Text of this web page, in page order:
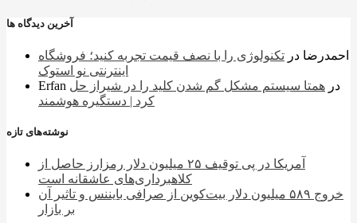
آخرین دیدگاه ها
احمدرضا در تکنولوژی را با نصف قیمت تجربه کنید؛ فروشگاه
اینترنتی نو استوک
Erfan
در همتا سیستم مشکل گم شدن کلید را در شیراز حل
کرد | دستگیره هوشمند
نوشته‌های تازه
آمریکا در پی توقیف ۲۵ میلیون دلار رمزارز حاصل از
کلاهبرداری‌های عاشقانه است
خروج ۵۸۹ میلیون دلار بیت‌کوین از صرافی بایننس و تاثیر آن
بر بازار